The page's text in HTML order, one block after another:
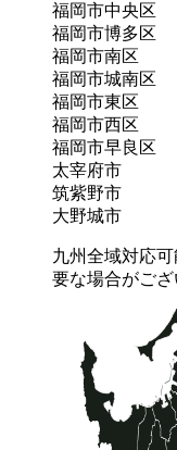
福岡市中央区
福岡市博多区
福岡市南区
福岡市城南区
福岡市東区
福岡市西区
福岡市早良区
太宰府市
筑紫野市
大野城市
九州全域対応
要な場合がござ